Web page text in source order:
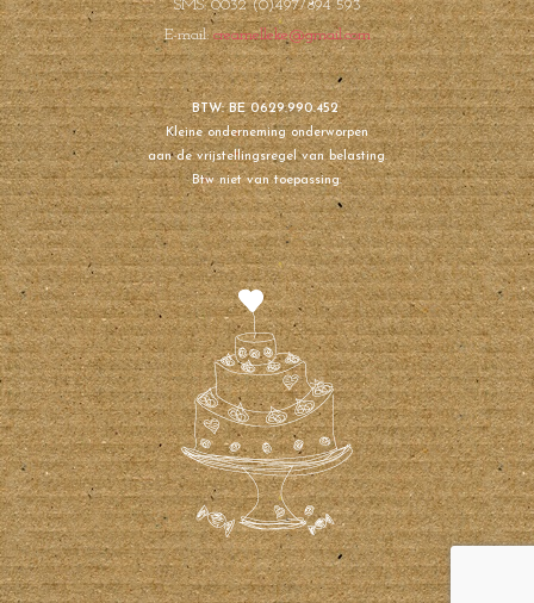
SMS: 0032 (0)497/894 593
E-mail:creamelleke@gmail.com
BTW: BE 0629.990.452
Kleine onderneming onderworpen
aan de vrijstellingsregel van belasting.
Btw niet van toepassing.